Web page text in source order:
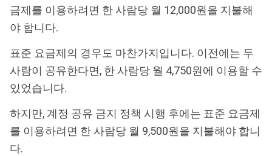
금제를 이용하려면 한 사람당 월 12,000원을 지불해
야 합니다.
표준 요금제의 경우도 마찬가지입니다. 이전에는 두
사람이 공유한다면, 한 사람당 월 4,750원에 이용할 수
있었습니다.
하지만, 계정 공유 금지 정책 시행 후에는 표준 요금제
를 이용하려면 한 사람당 월 9,500원을 지불해야 합니
다.